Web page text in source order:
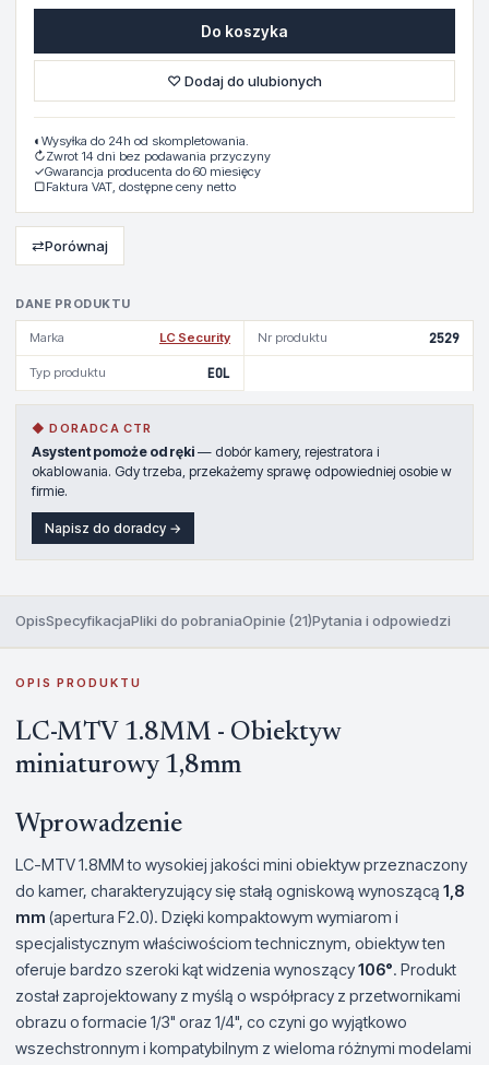
DANE PRODUKTU
Marka LC Security Nr produktu 2529
Typ produktu EOL
◆ DORADCA CTR
Asystent pomoże od ręki — dobór kamery, rejestratora i
okablowania. Gdy trzeba, przekażemy sprawę odpowiedniej osobie w
firmie.
Napisz do doradcy →
Do koszyka
♡ Dodaj do ulubionych
◐ Wysyłka do 24h od skompletowania.
↻Zwrot 14 dni bez podawania przyczyny
✓Gwarancja producenta do 60 miesięcy
▢Faktura VAT, dostępne ceny netto
⇄Porównaj
OpisSpecyfikacjaPliki do pobraniaOpinie (21)Pytania i odpowiedzi
OPIS PRODUKTU
LC-MTV 1.8MM - Obiektyw
miniaturowy 1,8mm
Wprowadzenie
LC-MTV 1.8MM to wysokiej jakości mini obiektyw przeznaczony
do kamer, charakteryzujący się stałą ogniskową wynoszącą 1,8
mm (apertura F2.0). Dzięki kompaktowym wymiarom i
specjalistycznym właściwościom technicznym, obiektyw ten
oferuje bardzo szeroki kąt widzenia wynoszący106°. Produkt
został zaprojektowany z myślą o współpracy z przetwornikami
obrazu o formacie 1/3" oraz 1/4", co czyni go wyjątkowo
wszechstronnym i kompatybilnym z wieloma różnymi modelami